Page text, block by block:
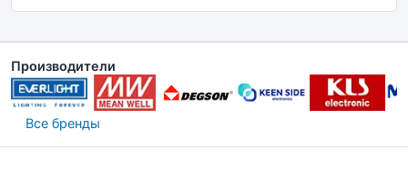
Производители
Все бренды